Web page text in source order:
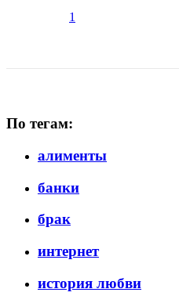
1
По тегам:
алименты
банки
брак
интернет
история любви